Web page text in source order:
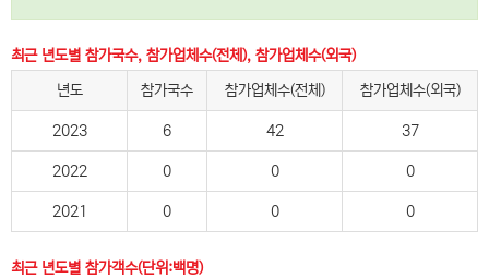
최근 년도별 참가국수, 참가업체수(전체), 참가업체수(외국)
년도
참가국수 참가업체수(전체) 참가업체수(외국)
2023 6 42 37
2022 0 0 0
2021 0 0 0
최근 년도별 참가객수(단위:백명)